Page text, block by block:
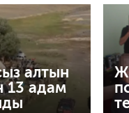
алтын
13 адам